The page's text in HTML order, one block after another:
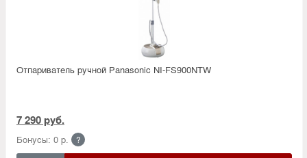
Отпариватель ручной Panasonic NI-FS900NTW
7 290 руб.
Бонусы: 0 р. ?